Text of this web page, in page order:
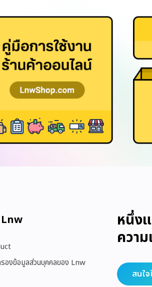
รองข้อมูลส่วนบุคคลของ Lnw
หนึ่ง
ความ
สนใ